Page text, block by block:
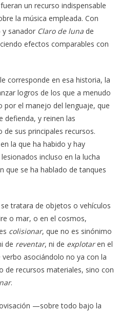
un recurso indispensable
la música empleada. Con
y sanador Claro de lunade
efectos comparables con
corresponde en esa historia, la
logros de los que a menudo
por el manejo del lenguaje, que
defienda, y reinen las
sus principales recursos.
la que ha habido y hay
incluso en la lucha
que se ha hablado de tanques
tratara de objetos o vehículos
o mar, o en el cosmos,
colisionar, que no es sinónimo
de reventar, ni de explotaren el
asociándolo no ya con la
de recursos materiales, sino con
.
—sobre todo bajo la